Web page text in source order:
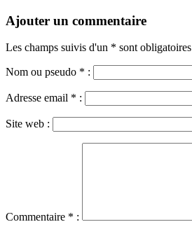
Ajouter un commentaire
Les champs suivis d'un * sont obligatoires
Nom ou pseudo * :
Adresse email * :
Site web :
Commentaire * :